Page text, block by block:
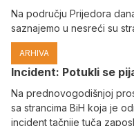
Na području Prijedora
saznajemo u nesreći su
ARHIVA
Incident: Potukli se
Na prednovogodišnjoj
sa strancima BiH koja je
incident tačnije tuča